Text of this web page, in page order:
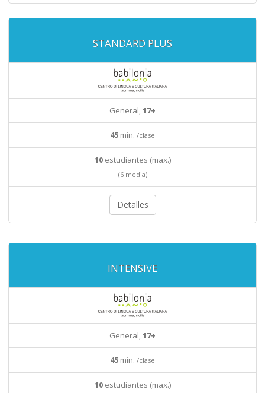
STANDARD PLUS
General,17+
45 min. /clase
10estudiantes (max.)
(6 media)
Detalles
INTENSIVE
General,17+
45 min. /clase
10estudiantes (max.)